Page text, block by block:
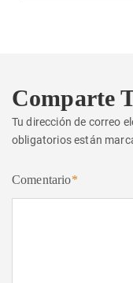
Comparte
Tu dirección de correo
obligatorios están
Comentario*